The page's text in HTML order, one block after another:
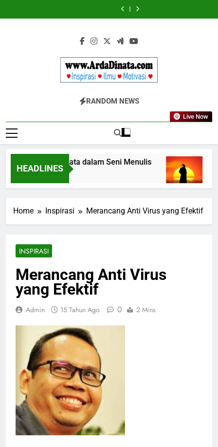
to
Kekinian
EFEKTA
English
for
Adults
Wajib
Diketahui
Kekinian
di
EFEKTA
English
for
Adults
BERDAYA
Inspirasi, Ilmu, Dan Motivasi
RANDOM NEWS
Live Now
HEADLINES
Terbangkan Kata dalam Seni Menulis
3 Tahun Ago
Home Inspirasi Merancang Anti Virus yang Efektif
INSPIRASI
Merancang Anti Virus
yang Efektif
Admin 15 Tahun Ago 0 2 Mins